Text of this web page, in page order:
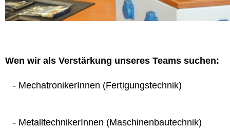
Wen wir als Verstärkung unseres Teams suchen:
- MechatronikerInnen (Fertigungstechnik)
- MetalltechnikerInnen (Maschinenbautechnik)